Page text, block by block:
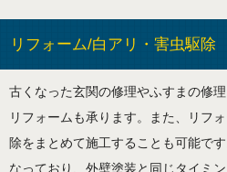
リフォーム/白アリ・害虫駆除
古くなった玄関の修理やふすまの修
リフォームも承ります。また、リフ
除をまとめて施工することも可能で
なっており、外壁塗装と同じタイミ